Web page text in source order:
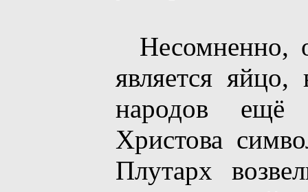
Несомненно,
является яйцо,
народов ещё
Христова
Плутарх